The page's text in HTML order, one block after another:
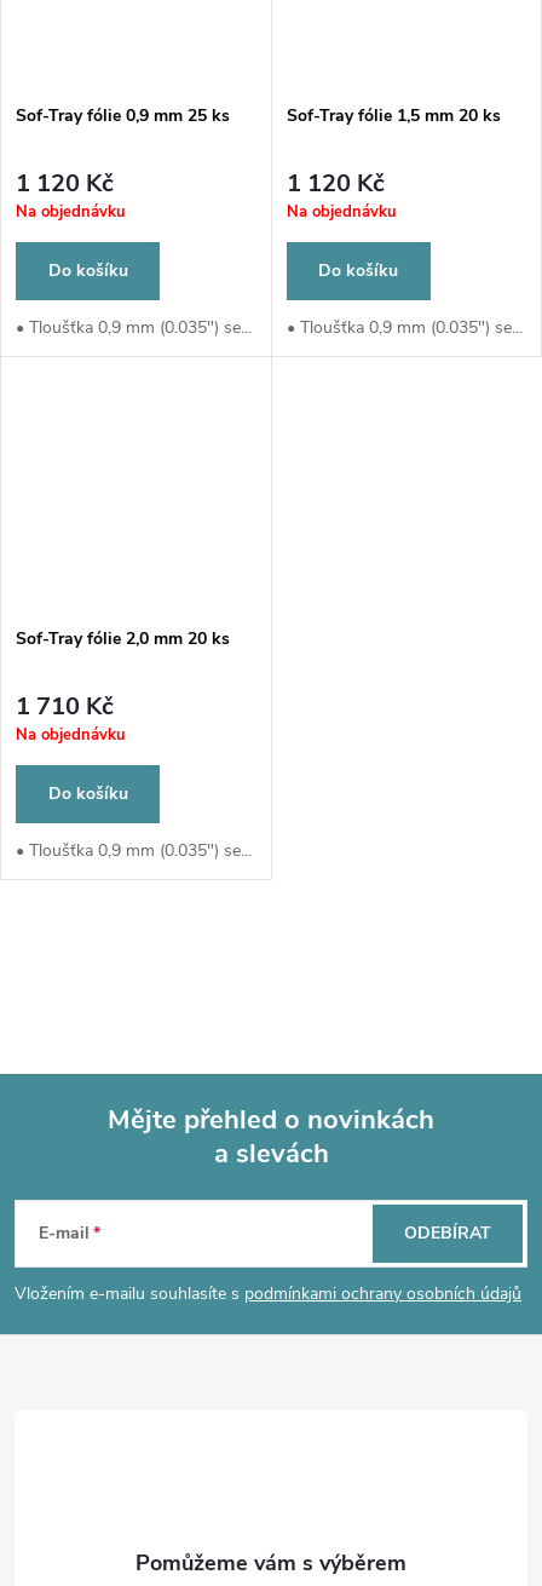
Sof-Tray fólie 0,9 mm 25 ks
1 120 Kč
Na objednávku
Do košíku
• Tloušťka 0,9 mm (0.035") se...
Sof-Tray fólie 1,5 mm 20 ks
1 120 Kč
Na objednávku
Do košíku
• Tloušťka 0,9 mm (0.035") se...
Sof-Tray fólie 2,0 mm 20 ks
1 710 Kč
Na objednávku
Do košíku
• Tloušťka 0,9 mm (0.035") se...
a
í
p
p
a
Mějte přehled o novinkách
a slevách
E-mail
Vložením e-mailu souhlasíte s podmínkami ochrany osobních údajů
ODEBÍRAT